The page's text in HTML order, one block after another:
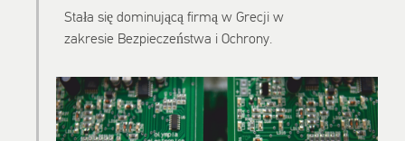
Stała się dominującą firmą w Grecji w
zakresie Bezpieczeństwa i Ochrony.